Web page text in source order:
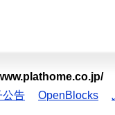
公告 OpenBlocks